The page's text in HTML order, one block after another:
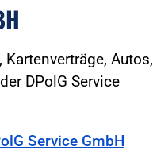
Autos,
DPolG Service
Service GmbH